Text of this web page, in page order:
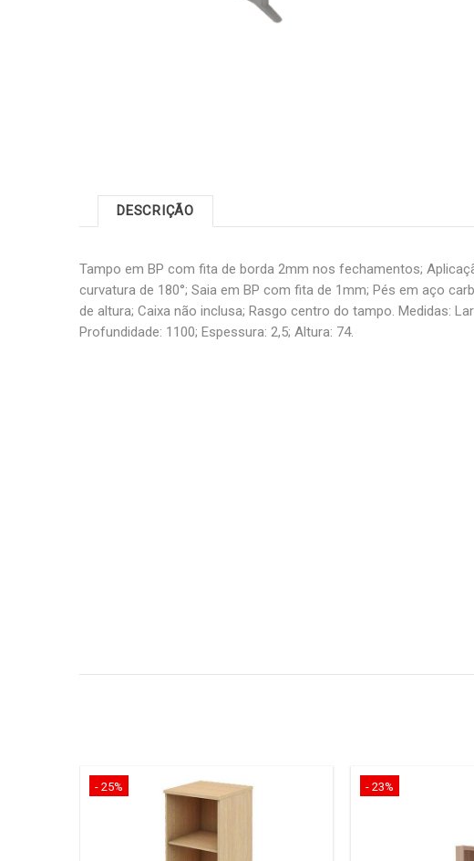
DESCRIÇÃO
Tampo em BP com fita de borda 2mm nos fechamentos;
curvatura de 180°; Saia em BP com fita de 1mm; Pés em aço
de altura; Caixa não inclusa; Rasgo centro do tampo. Medidas:
Profundidade: 1100; Espessura: 2,5; Altura: 74.
- 25% - 23%